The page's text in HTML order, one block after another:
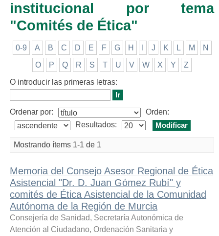
institucional por tema
"Comités de Ética"
0-9 A B C D E F G H J K L M N
O P Q R S T U V W X Y Z
O introducir las primeras letras:
Ordenar por:
Orden:
Resultados:
Mostrando ítems 1-1 de 1
Memoria del Consejo Asesor Regional de Ética
Asistencial "Dr. D. Juan Gómez Rubí" y
comités de Ética Asistencial de la Comunidad
Autónoma de la Región de Murcia
Consejería de Sanidad, Secretaría Autonómica de
Atención al Ciudadano, Ordenación Sanitaria y